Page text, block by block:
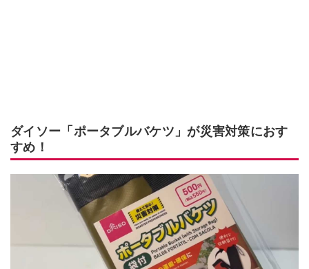
ダイソー「ポータブルバケツ」が災害対策におす
すめ！